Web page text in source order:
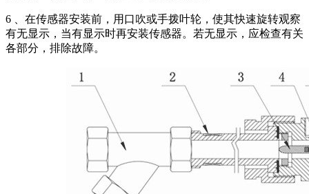
6 、在传感器安装前，用口吹或手拨叶轮，使其快速旋转观察
有无显示，当有显示时再安装传感器。若无显示，应检查有关
各部分，排除故障。